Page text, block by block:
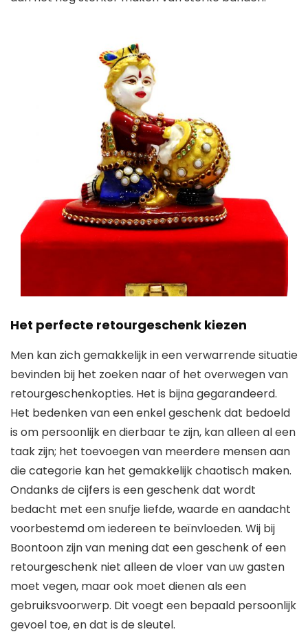
Het perfecte retourgeschenk kiezen
Men kan zich gemakkelijk in een verwarrende situatie
bevinden bij het zoeken naar of het overwegen van
retourgeschenkopties. Het is bijna gegarandeerd.
Het bedenken van een enkel geschenk dat bedoeld
is om persoonlijk en dierbaar te zijn, kan alleen al een
taak zijn; het toevoegen van meerdere mensen aan
die categorie kan het gemakkelijk chaotisch maken.
Ondanks de cijfers is een geschenk dat wordt
bedacht met een snufje liefde, waarde en aandacht
voorbestemd om iedereen te beïnvloeden. Wij bij
Boontoon zijn van mening dat een geschenk of een
retourgeschenk niet alleen de vloer van uw gasten
moet vegen, maar ook moet dienen als een
gebruiksvoorwerp. Dit voegt een bepaald persoonlijk
gevoel toe, en dat is de sleutel.